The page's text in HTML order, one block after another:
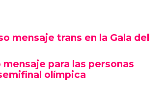
mensaje trans en la Gala del
para las personas
olímpica